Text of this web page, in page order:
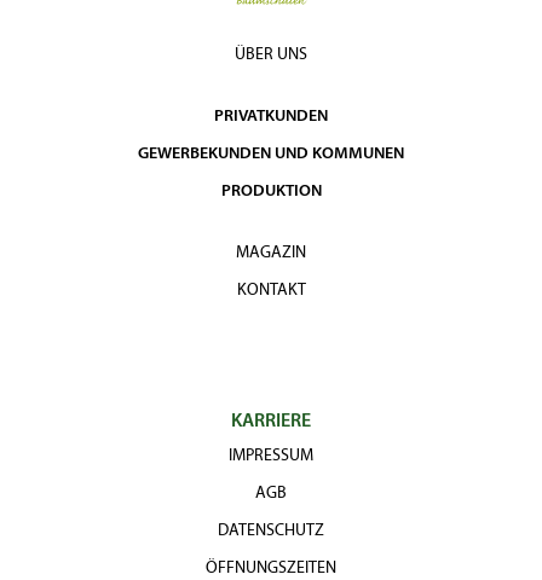
ÜBER UNS
PRIVATKUNDEN
GEWERBEKUNDEN UND KOMMUNEN
PRODUKTION
MAGAZIN
KONTAKT
KARRIERE
IMPRESSUM
AGB
DATENSCHUTZ
ÖFFNUNGSZEITEN